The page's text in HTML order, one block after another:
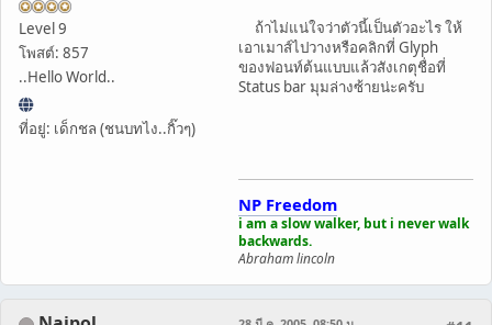
Level 9
โพสต์: 857
..Hello World..
ที่อยู่: เด็กชล (ชนบทไง..กิ๊วๆ)
ถ้าไม่แน่ใจว่าตัวนี้เป็นตัวอะไร ให้
เอาเมาส์ไปวางหรือคลิกที่ Glyph
ของฟอนท์ต้นแบบแล้วสังเกตุชื่อที่
Status bar มุมล่างซ้ายน่ะครับ
NP Freedom
i am a slow walker, but i never walk
backwards.
Abraham lincoln